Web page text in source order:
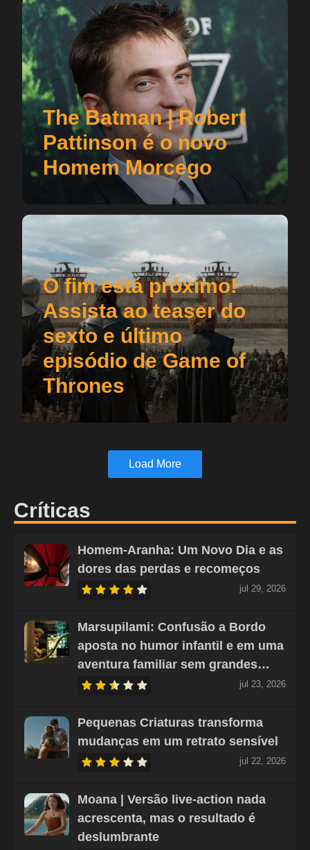
The Batman | Robert
Pattinson é o novo
Homem Morcego
O fim está próximo!
Assista ao teaser do
sexto e último
episódio de Game of
Thrones
Load More
Críticas
Homem-Aranha: Um Novo Dia e as
dores das perdas e recomeços
jul 29, 2026
Marsupilami: Confusão a Bordo
aposta no humor infantil e em uma
aventura familiar sem grandes…
jul 23, 2026
Pequenas Criaturas transforma
mudanças em um retrato sensível
jul 22, 2026
Moana | Versão live-action nada
acrescenta, mas o resultado é
deslumbrante